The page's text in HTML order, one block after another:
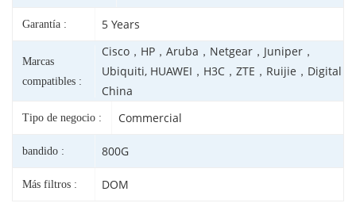
Garantía : 5 Years
Marcas
compatibles :
Cisco，HP，Aruba，Netgear，Juniper，
Ubiquiti, HUAWEI，H3C，ZTE，Ruijie，Digital
China
Tipo de negocio : Commercial
bandido : 800G
Más filtros : DOM